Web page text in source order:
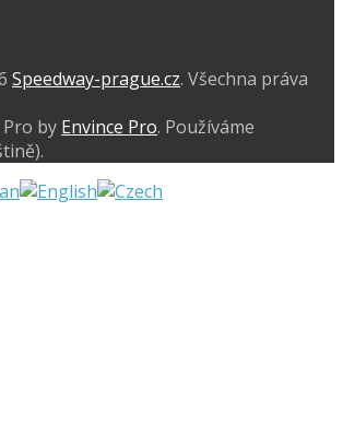
Speedway-prague.cz. Všechna práva
Pro by Envince Pro. Používáme